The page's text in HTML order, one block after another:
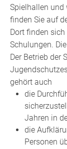
Spielhallen und
finden Sie auf
Dort finden
Schulungen.
Der Betrieb der
gehört auch
die
Jahren in
die
Personen